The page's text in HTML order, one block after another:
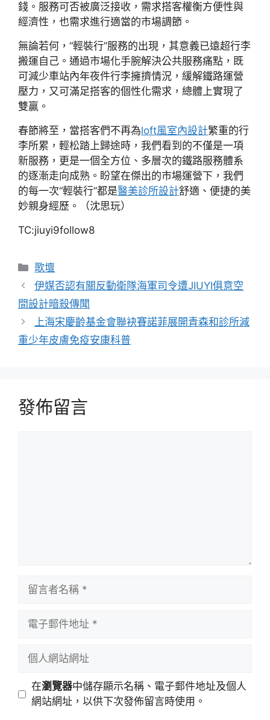
錢。服務可否被廣泛接收，需求搭客權衡方便性與
經濟性，也需求進行適當的市場調節。
無論若何，“輕裝行”服務的出現，其意義已遠超行李
搬運自己。通過市場化手腕解決公共服務痛點，既
可減少車站內年夜件行李擁擠情況，緩解鐵路運營
壓力，又可滿足搭客的個性化需求，總體上實現了
雙贏。
春節將至，當搭客們不再為loft風室內設計繁重的行
李所累，輕松踏上歸途時，我們看到的不僅是一項
新服務，更是一個全方位、多層次的鐵路服務體系
的逐漸走向成熟。盼望在傑出的市場運營下，我們
的每一次“輕裝行”都是醫美診所設計舒適、便捷的美
妙親身經歷。（沈思玩）
TC:jiuyi9follow8
分
類
歌壇
伊媒否認有關反動衛隊海軍司令遭JIUYI俱意空
間設計暗殺傳聞
上海宋慶齡基金會聯袂賽諾菲展開青森和診所減
重少年皮膚免疫安康科普
發佈留言
址
站
在瀏覽器中儲存顯示名稱、電子郵件地址及個人
網站網址，以供下次發佈留言時使用。